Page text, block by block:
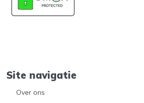
Site navigatie
Over ons